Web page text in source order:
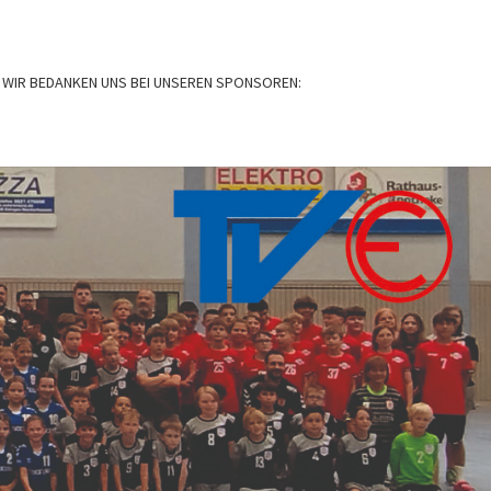
WIR BEDANKEN UNS BEI UNSEREN SPONSOREN: